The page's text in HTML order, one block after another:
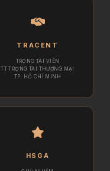
TRACENT
TRỌNG TÀI VIÊN
TT TRỌNG TÀI THƯƠNG MẠI
TP. HỒ CHÍ MINH
HSGA